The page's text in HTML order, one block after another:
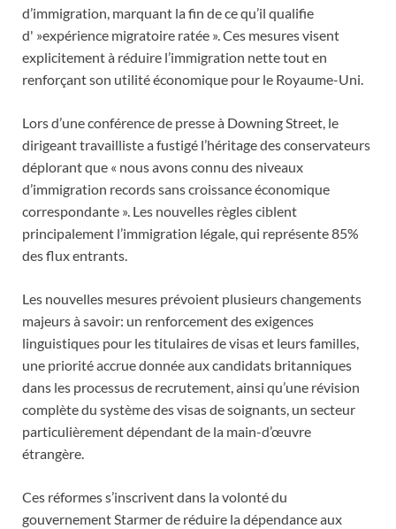
d’immigration, marquant la fin de ce qu’il qualifie
d' »expérience migratoire ratée ». Ces mesures visent
explicitement à réduire l’immigration nette tout en
renforçant son utilité économique pour le Royaume-Uni.
Lors d’une conférence de presse à Downing Street, le
dirigeant travailliste a fustigé l’héritage des conservateurs
déplorant que « nous avons connu des niveaux
d’immigration records sans croissance économique
correspondante ». Les nouvelles règles ciblent
principalement l’immigration légale, qui représente 85%
des flux entrants.
Les nouvelles mesures prévoient plusieurs changements
majeurs à savoir: un renforcement des exigences
linguistiques pour les titulaires de visas et leurs familles,
une priorité accrue donnée aux candidats britanniques
dans les processus de recrutement, ainsi qu’une révision
complète du système des visas de soignants, un secteur
particulièrement dépendant de la main-d’œuvre
étrangère.
Ces réformes s’inscrivent dans la volonté du
gouvernement Starmer de réduire la dépendance aux